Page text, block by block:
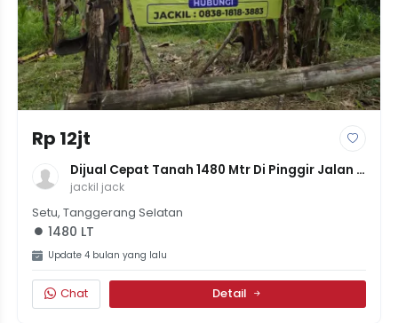
Rp 12jt
Dijual Cepat Tanah 1480 Mtr Di Pinggir Jalan
Raya Puspitek
jackil jack
Setu, Tanggerang Selatan
1480 LT
Update 4 bulan yang lalu
Chat Detail